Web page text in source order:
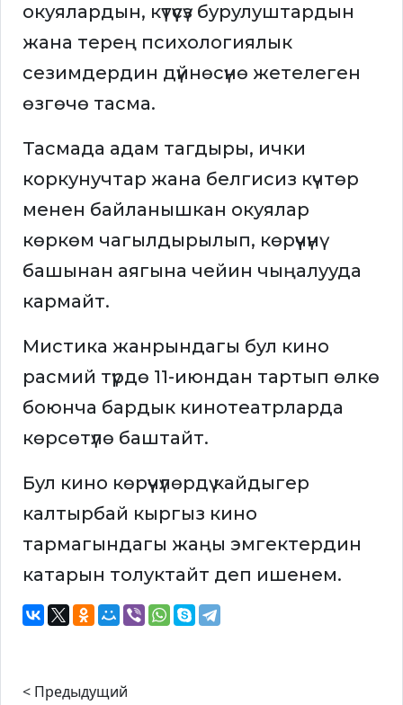
окуялардын, күтүүсүз бурулуштардын
жана терең психологиялык
сезимдердин дүйнөсүнө жетелеген
өзгөчө тасма.
Тасмада адам тагдыры, ички
коркунучтар жана белгисиз күчтөр
менен байланышкан окуялар
көркөм чагылдырылып, көрүүчүнү
башынан аягына чейин чыңалууда
кармайт.
Мистика жанрындагы бул кино
расмий түрдө 11-июндан тартып өлкө
боюнча бардык кинотеатрларда
көрсөтүлө баштайт.
Бул кино көрүүчүлөрдү кайдыгер
калтырбай кыргыз кино
тармагындагы жаңы эмгектердин
катарын толуктайт деп ишенем.
< Предыдущий